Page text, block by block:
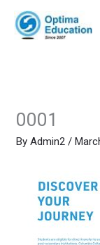
content
0001
ByAdmin2/